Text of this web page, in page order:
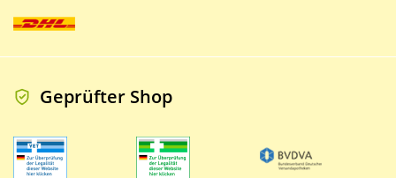
Geprüfter Shop